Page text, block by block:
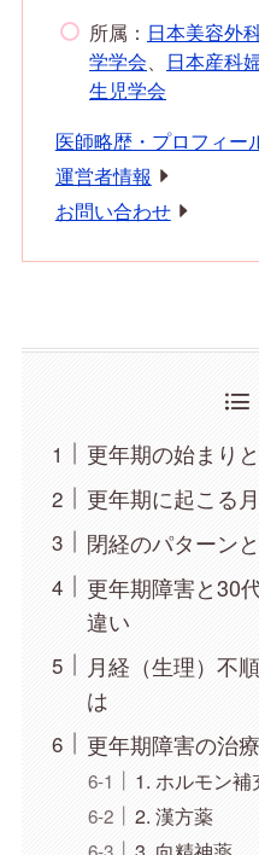
所属： 日本美容外
学学会
日本産科
生児学会
医師略歴・プロフィー
運営者情報
お問い合わせ
更年期の始まり
更年期に起こる
閉経のパターン
更年期障害と30
違い
月経（生理）不
は
更年期障害の治
1. ホルモン補
2. 漢方薬